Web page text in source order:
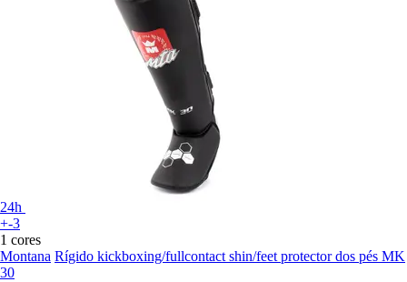
24h
+-3
1 cores
Montana Rígido kickboxing/fullcontact shin/feet protector dos pés MK
30